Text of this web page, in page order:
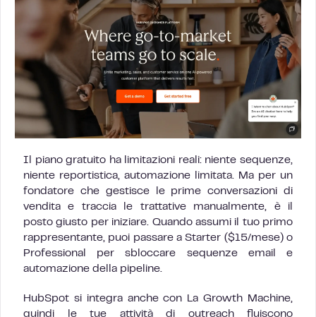
Il piano gratuito ha limitazioni reali: niente sequenze,
niente reportistica, automazione limitata. Ma per un
fondatore che gestisce le prime conversazioni di
vendita e traccia le trattative manualmente, è il
posto giusto per iniziare. Quando assumi il tuo primo
rappresentante, puoi passare a Starter ($15/mese) o
Professional per sbloccare sequenze email e
automazione della pipeline.
HubSpot si integra anche con La Growth Machine,
quindi le tue attività di outreach fluiscono